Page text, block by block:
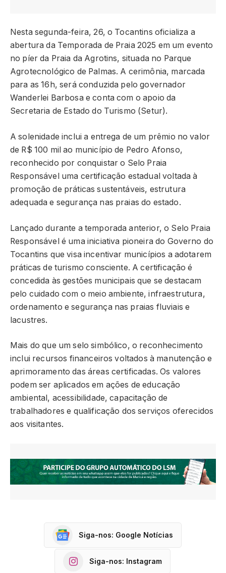
Nesta segunda-feira, 26, o Tocantins oficializa a
abertura da Temporada de Praia 2025 em um evento
no píer da Praia da Agrotins, situada no Parque
Agrotecnológico de Palmas. A cerimônia, marcada
para as 16h, será conduzida pelo governador
Wanderlei Barbosa e conta com o apoio da
Secretaria de Estado do Turismo (Setur).
A solenidade inclui a entrega de um prêmio no valor
de R$ 100 mil ao município de Pedro Afonso,
reconhecido por conquistar o Selo Praia
Responsável uma certificação estadual voltada à
promoção de práticas sustentáveis, estrutura
adequada e segurança nas praias do estado.
Lançado durante a temporada anterior, o Selo Praia
Responsável é uma iniciativa pioneira do Governo do
Tocantins que visa incentivar municípios a adotarem
práticas de turismo consciente. A certificação é
concedida às gestões municipais que se destacam
pelo cuidado com o meio ambiente, infraestrutura,
ordenamento e segurança nas praias fluviais e
lacustres.
Mais do que um selo simbólico, o reconhecimento
inclui recursos financeiros voltados à manutenção e
aprimoramento das áreas certificadas. Os valores
podem ser aplicados em ações de educação
ambiental, acessibilidade, capacitação de
trabalhadores e qualificação dos serviços oferecidos
aos visitantes.
Siga-nos: Google Notícias
Siga-nos: Instagram